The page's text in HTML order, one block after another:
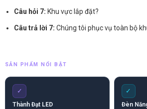
Câu hỏi 7: Khu vực lắp đặt?
Câu trả lời 7: Chúng tôi phục vụ toàn bộ
SẢN PHẨM NỔI BẬT
✓
Thành Đạt LED
✓
Đèn